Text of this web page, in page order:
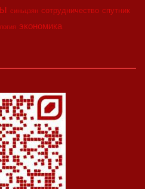
синьцзян сотрудничество спутник
экономика